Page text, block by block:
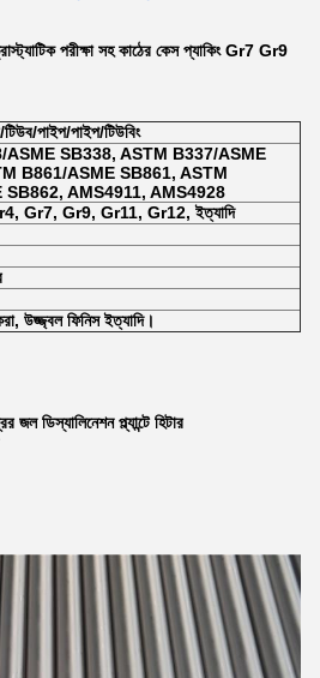
পরীক্ষা সহ কাঠের কেস প্যাকিং Gr7 Gr9
টিউব/পাইপ/পাইপ/টিউবিং
ASME SB338, ASTM B337/ASME
B861/ASME SB861, ASTM
SB862, AMS4911, AMS4928
Gr7, Gr9, Gr11, Gr12, ইত্যাদি
উজ্জ্বল ফিনিস ইত্যাদি।
ডিস্যালিনেশন প্ল্যান্টে হিটার